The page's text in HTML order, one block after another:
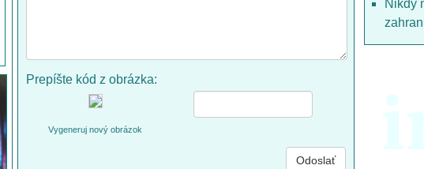
Prepíšte kód z obrázka:
Vygeneruj nový obrázok
Nikdy